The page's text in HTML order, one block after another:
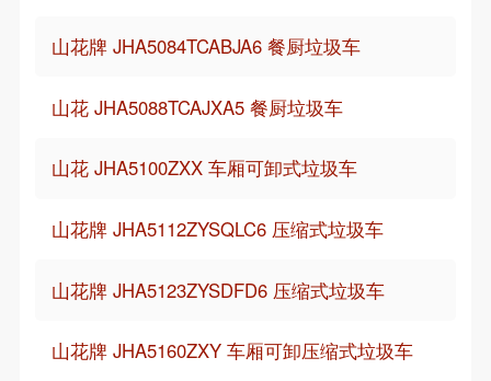
山花牌 JHA5084TCABJA6 餐厨垃圾车
山花 JHA5088TCAJXA5 餐厨垃圾车
山花 JHA5100ZXX 车厢可卸式垃圾车
山花牌 JHA5112ZYSQLC6 压缩式垃圾车
山花牌 JHA5123ZYSDFD6 压缩式垃圾车
山花牌 JHA5160ZXY 车厢可卸压缩式垃圾车